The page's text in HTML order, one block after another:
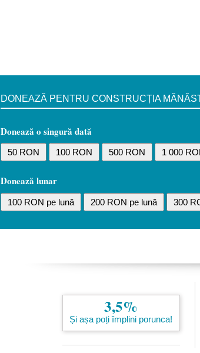
DONEAZĂ PENTRU CONSTRUCȚIA
Donează o singură dată
50 RON 100 RON 500 RON 1 000
Donează lunar
100 RON pe lună 200 RON pe lună 300
3,5%
Și așa poți împlini porunca!